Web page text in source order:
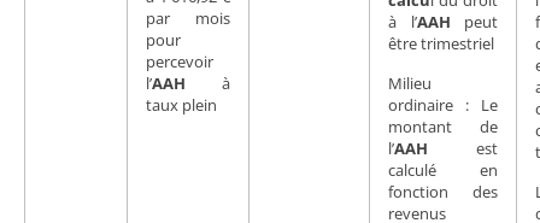
par mois
pour
percevoir
l’AAH à
taux plein
à l’AAH peut
être trimestriel
Milieu
ordinaire : Le
montant de
l’AAH est
calculé en
fonction des
revenus